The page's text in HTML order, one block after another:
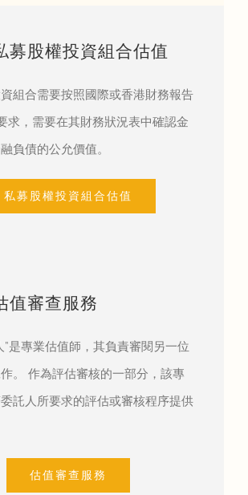
募股權投資組合估值
組合需要按照國際或香港財務報告
求，需要在其財務狀況表中確認金
負債的公允價值。
私募股權投資組合估值
值審查服務
”是專業估值師，其負責審閱另一位
。 作為評估審核的一部分，該專
託人所要求的評估或審核程序提供
估值審查服務